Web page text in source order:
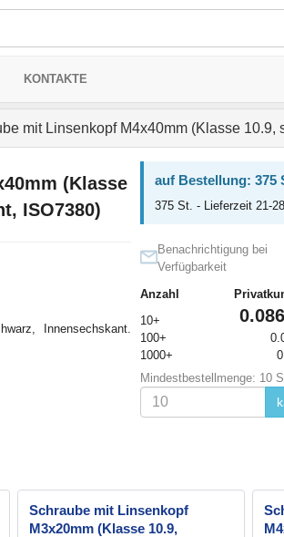
KONTAKTE
mit Linsenkopf M4x40mm (Klasse 10.9,
(Klasse
ISO7380)
Innensechskant.
auf Bestellung: 375
375 St. - Lieferzeit 21-
Benachrichtigung bei
Verfügbarkeit
Anzahl
10+
100+
1000+
Mindestbestellmenge: 10
Schraube mit Linsenkopf
M3x20mm (Klasse 10.9,